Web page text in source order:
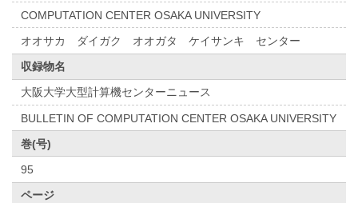
COMPUTATION CENTER OSAKA UNIVERSITY
オオサカ ダイガク オオガタ ケイサンキ センター
収録物名
大阪大学大型計算機センターニュース
BULLETIN OF COMPUTATION CENTER OSAKA UNIVERSITY
巻(号)
95
ページ